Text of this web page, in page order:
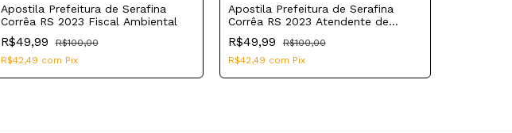
Apostila Prefeitura de Serafina
Corrêa RS 2023 Fiscal Ambiental
R$49,99
R$100,00
R$42,49 com Pix
Apostila Prefeitura de Serafina
Corrêa RS 2023 Atendente de
Educação Infantil
R$49,99
R$100,00
R$42,49 com Pix